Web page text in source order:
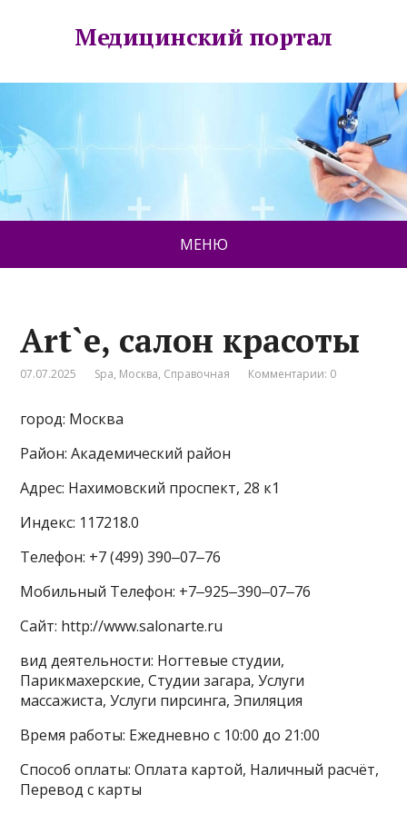
Медицинский портал
МЕНЮ
Art`e, салон красоты
07.07.2025 Spa, Москва, Справочная Комментарии: 0
город: Москва
Район: Академический район
Адрес: Нахимовский проспект, 28 к1
Индекс: 117218.0
Телефон: +7 (499) 390‒07‒76
Мобильный Телефон: +7‒925‒390‒07‒76
Сайт: http://www.salonarte.ru
вид деятельности: Ногтевые студии,
Парикмахерские, Студии загара, Услуги
массажиста, Услуги пирсинга, Эпиляция
Время работы: Ежедневно с 10:00 до 21:00
Способ оплаты: Оплата картой, Наличный расчёт,
Перевод с карты